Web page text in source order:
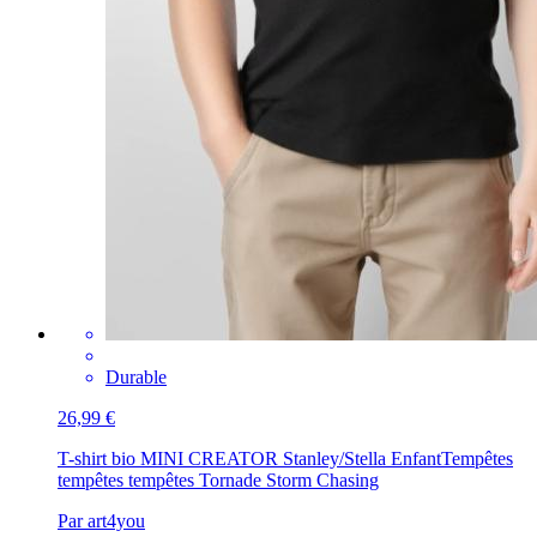
Durable
26,99 €
T-shirt bio MINI CREATOR Stanley/Stella EnfantTempêtes
tempêtes tempêtes Tornade Storm Chasing
Par art4you